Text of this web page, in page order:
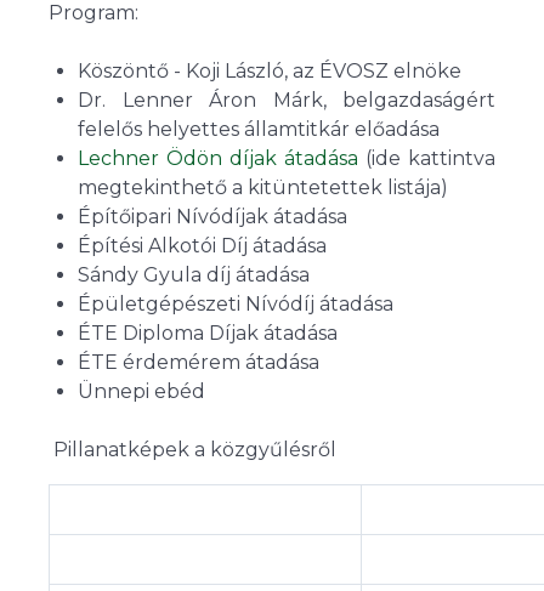
Program:
Köszöntő - Koji László, az ÉVOSZ elnöke
Dr. Lenner Áron Márk, belgazdaságért
felelős helyettes államtitkár előadása
Lechner Ödön díjak átadása (ide kattintva
megtekinthető a kitüntetettek listája)
Építőipari Nívódíjak átadása
Építési Alkotói Díj átadása
Sándy Gyula díj átadása
Épületgépészeti Nívódíj átadása
ÉTE Diploma Díjak átadása
ÉTE érdemérem átadása
Ünnepi ebéd
Pillanatképek a közgyűlésről